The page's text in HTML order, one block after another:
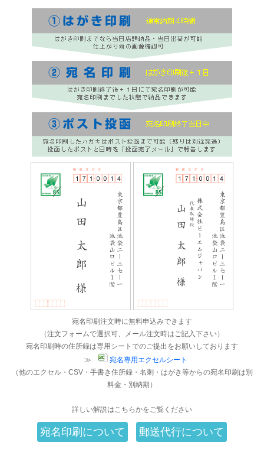
宛名印刷・ポスト投函代行（無料）
宛名印刷まででも、ポストに投函するところまででも承れます！注文
するだけの丸投げも大歓迎！
（注文フォームで選択可、メール注文時はご記入下さい）
≫
宛名専用エクセルシート
（他のエクセル・CSV・手書き住所録・名刺・はがき等からの宛名印刷は別